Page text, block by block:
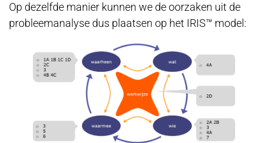
Op dezelfde manier kunnen we de oorzaken uit de
probleemanalyse dus plaatsen op het IRIS™ model: